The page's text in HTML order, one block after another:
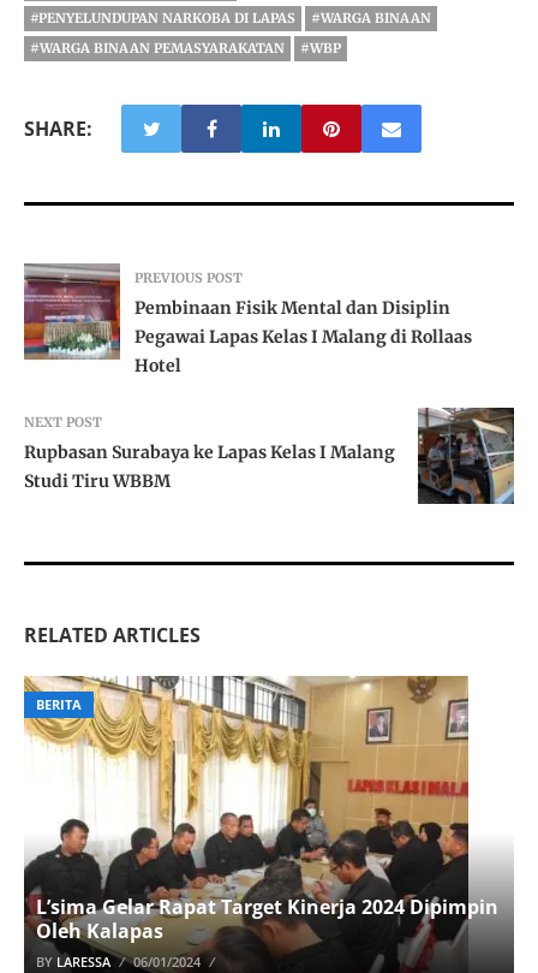
#PENYELUNDUPAN NARKOBA DI LAPAS
#WARGA BINAAN
#WARGA BINAAN PEMASYARAKATAN
#WBP
SHARE:
PREVIOUS POST
Pembinaan Fisik Mental dan Disiplin
Pegawai Lapas Kelas I Malang di Rollaas
Hotel
NEXT POST
Rupbasan Surabaya ke Lapas Kelas I Malang
Studi Tiru WBBM
RELATED ARTICLES
BERITA
L’sima Gelar Rapat Target Kinerja 2024 Dipimpin
Oleh Kalapas
BY LARESSA 06/01/2024